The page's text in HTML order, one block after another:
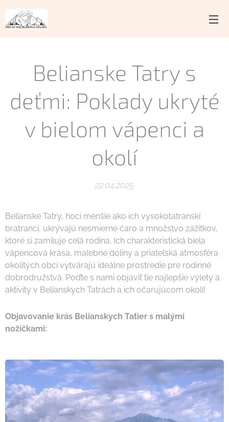
Belianske Tatry s
deťmi: Poklady ukryté
v bielom vápenci a
okolí
22.04.2025
Belianske Tatry, hoci menšie ako ich vysokotatranskí
bratranci, ukrývajú nesmierne čaro a množstvo zážitkov,
ktoré si zamiluje celá rodina. Ich charakteristická biela
vápencová krása, malebné doliny a priateľská atmosféra
okolitých obcí vytvárajú ideálne prostredie pre rodinné
dobrodružstvá. Poďte s nami objaviť tie najlepšie výlety a
aktivity v Belianskych Tatrách a ich očarujúcom okolí!
Objavovanie krás Belianskych Tatier s malými
nožičkami: